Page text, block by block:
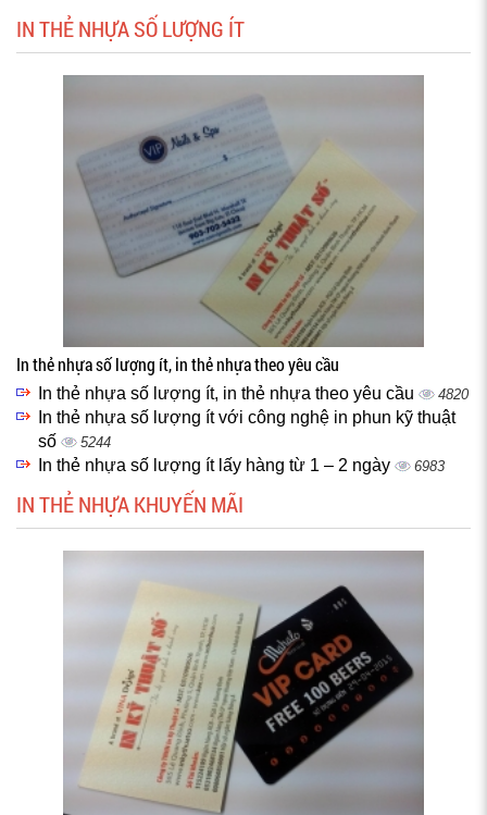
IN THẺ NHỰA SỐ LƯỢNG ÍT
In thẻ nhựa số lượng ít, in thẻ nhựa theo yêu cầu
In thẻ nhựa số lượng ít, in thẻ nhựa theo yêu cầu 4820
In thẻ nhựa số lượng ít với công nghệ in phun kỹ thuật
số
5244
In thẻ nhựa số lượng ít lấy hàng từ 1 – 2 ngày 6983
IN THẺ NHỰA KHUYẾN MÃI